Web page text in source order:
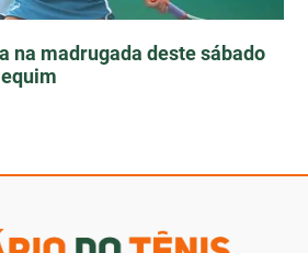
na madrugada deste sábado